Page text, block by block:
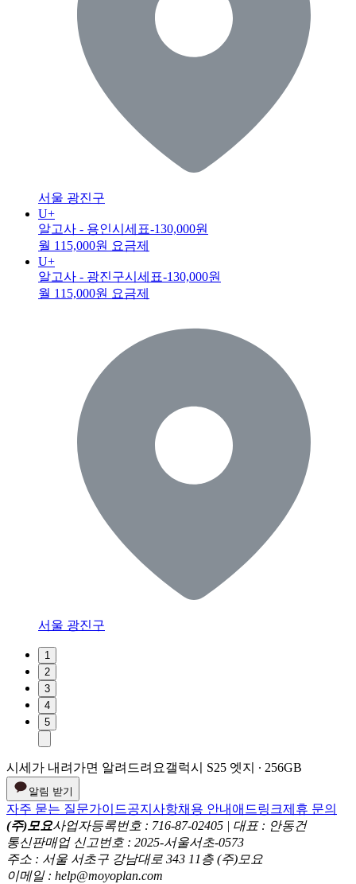
서울 광진구
U+
알고사 - 용인시세표-130,000원
월 115,000원 요금제
U+
알고사 - 광진구시세표-130,000원
월 115,000원 요금제
서울 광진구
1
2
3
4
5
시세가 내려가면 알려드려요갤럭시 S25 엣지 ∙ 256GB
알림 받기
자주 묻는 질문가이드공지사항채용 안내 애드링크제휴 문의
(주)모요사업자등록번호 : 716-87-02405 | 대표 : 안동건
통신판매업 신고번호 : 2025-서울서초-0573
주소 : 서울 서초구 강남대로 343 11층 (주)모요
이메일 : help@moyoplan.com